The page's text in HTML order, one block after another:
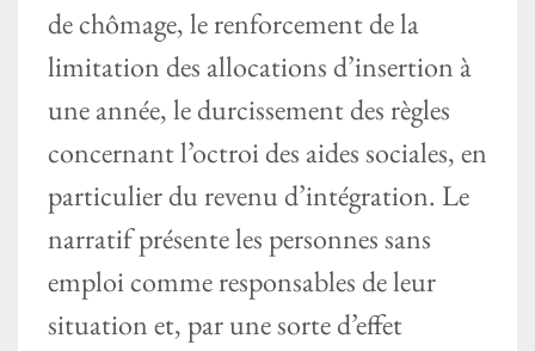
de chômage, le renforcement de la
limitation des allocations d’insertion à
une année, le durcissement des règles
concernant l’octroi des aides sociales, en
particulier du revenu d’intégration. Le
narratif présente les personnes sans
emploi comme responsables de leur
situation et, par une sorte d’effet